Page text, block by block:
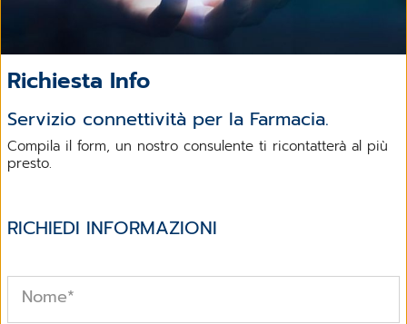
Richiesta Info
Servizio connettività per la Farmacia.
Compila il form, un nostro consulente ti ricontatterà al più
presto.
RICHIEDI INFORMAZIONI
Nome*